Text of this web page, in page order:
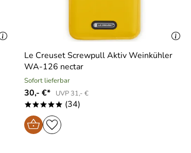
Le Creuset Screwpull Aktiv Weinkühler
WA-126 nectar
Sofort lieferbar
30,- €* UVP 31,- €
***** (34)